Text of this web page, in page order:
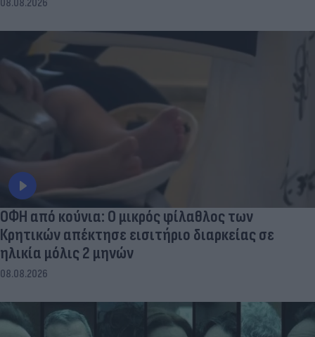
08.08.2026
ΟΦΗ από κούνια: Ο μικρός φίλαθλος των
Κρητικών απέκτησε εισιτήριο διαρκείας σε
ηλικία μόλις 2 μηνών
08.08.2026